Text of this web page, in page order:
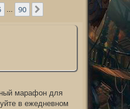
90
марафон для
в ежедневном